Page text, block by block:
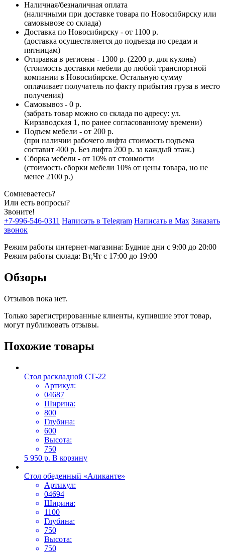
Наличная/безналичная оплата
(наличными при доставке товара по Новосибирску или
самовывозе со склада)
Доставка по Новосибирску - от 1100 р.
(доставка осуществляется до подъезда по средам и
пятницам)
Отправка в регионы - 1300 р. (2200 р. для кухонь)
(стоимость доставки мебели до любой транспортной
компании в Новосибирске. Остальную сумму
оплачивает получатель по факту прибытия груза в место
получения)
Самовывоз - 0 р.
(забрать товар можно со склада по адресу: ул.
Кирзаводская 1, по ранее согласованному времени)
Подъем мебели - от 200 р.
(при наличии рабочего лифта стоимость подъема
составит 400 р. Без лифта 200 р. за каждый этаж.)
Сборка мебели - от 10% от стоимости
(стоимость сборки мебели 10% от цены товара, но не
менее 2100 р.)
Сомневаетесь?
Или есть вопросы?
Звоните!
+7-996-546-0311 Написать в Telegram Написать в Max Заказать
звонок
Режим работы интернет-магазина: Будние дни с 9:00 до 20:00
Режим работы склада: Вт,Чт с 17:00 до 19:00
Обзоры
Отзывов пока нет.
Только зарегистрированные клиенты, купившие этот товар,
могут публиковать отзывы.
Похожие товары
Стол раскладной СТ-22
Артикул:
04687
Ширина:
800
Глубина:
600
Высота:
750
5 950 р. В корзину
Стол обеденный «Аликанте»
Артикул:
04694
Ширина:
1100
Глубина:
750
Высота:
750